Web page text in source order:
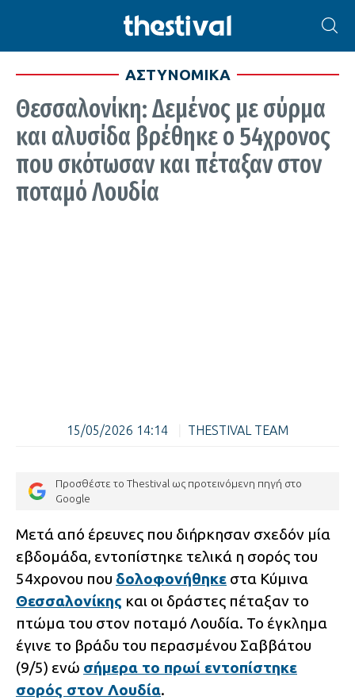
ΑΣΤΥΝΟΜΙΚΑ
Θεσσαλονίκη: Δεμένος με σύρμα
και αλυσίδα βρέθηκε ο 54χρονος
που σκότωσαν και πέταξαν στον
ποταμό Λουδία
15/05/2026 14:14 THESTIVAL TEAM
Προσθέστε το Thestival ως προτεινόμενη πηγή στο
Google
Μετά από έρευνες που διήρκησαν σχεδόν μία
εβδομάδα, εντοπίστηκε τελικά η σορός του
54χρονου που δολοφονήθηκε στα Κύμινα
Θεσσαλονίκης και οι δράστες πέταξαν το
πτώμα του στον ποταμό Λουδία. Το έγκλημα
έγινε το βράδυ του περασμένου Σαββάτου
(9/5) ενώ σήμερα το πρωί εντοπίστηκε
σορός στον Λουδία.